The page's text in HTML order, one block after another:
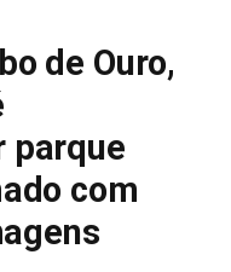
de Ouro,
parque
com